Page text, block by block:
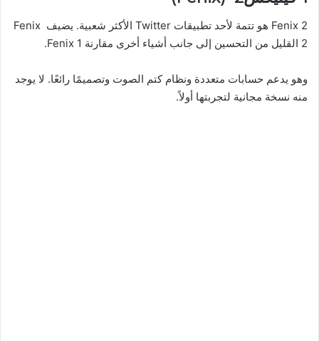
Fenix ​​2 هو تتمة لأحد تطبيقات Twitter الأكثر شعبية. يضيف Fenix ​​
2 القليل من التحسين إلى جانب أشياء أخرى مقارنة Fenix ​​1.
وهو يدعم حسابات متعددة ونظام كتم الصوت وتصميمًا رائعًا. لا يوجد
منه نسخة مجانية لتجربتها أولاً.